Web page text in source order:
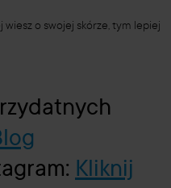
o swojej skórze, tym lepiej
Kliknij